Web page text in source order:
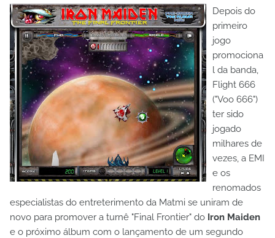
Depois do
primeiro
jogo
promociona
l da banda,
Flight 666
("Voo 666")
ter sido
jogado
milhares de
vezes, a EMI
e os
renomados
especialistas do entreterimento da Matmi se uniram de
novo para promover a turnê "Final Frontier" do Iron Maiden
e o próximo álbum com o lançamento de um segundo